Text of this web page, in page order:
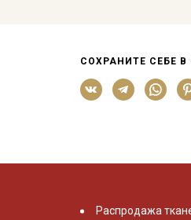
СОХРАНИТЕ СЕБЕ
Распродажа